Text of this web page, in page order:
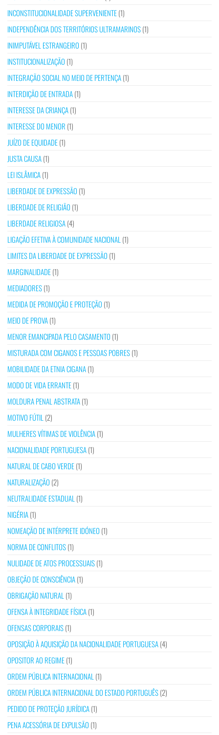
INCONSTITUCIONALIDADE SUPERVENIENTE(1)
INDEPENDÊNCIA DOS TERRITÓRIOS ULTRAMARINOS(1)
INIMPUTÁVEL ESTRANGEIRO (1)
INSTITUCIONALIZAÇÃO (1)
INTEGRAÇÃO SOCIAL NO MEIO DE PERTENÇA(1)
INTERDIÇÃO DE ENTRADA(1)
INTERESSE DA CRIANÇA(1)
INTERESSE DO MENOR (1)
JUÍZO DE EQUIDADE(1)
JUSTA CAUSA(1)
LEI ISLÂMICA(1)
LIBERDADE DE EXPRESSÃO (1)
LIBERDADE DE RELIGIÃO (1)
LIBERDADE RELIGIOSA(4)
LIGAÇÃO EFETIVA À COMUNIDADE NACIONAL (1)
LIMITES DA LIBERDADE DE EXPRESSÃO (1)
MARGINALIDADE(1)
MEDIADORES(1)
MEDIDA DE PROMOÇÃO E PROTEÇÃO (1)
MEIO DE PROVA(1)
MENOR EMANCIPADA PELO CASAMENTO (1)
MISTURADA COM CIGANOS E PESSOAS POBRES(1)
MOBILIDADE DA ETNIA CIGANA(1)
MODO DE VIDA ERRANTE(1)
MOLDURA PENAL ABSTRATA(1)
MOTIVO FÚTIL (2)
MULHERES VÍTIMAS DE VIOLÊNCIA(1)
NACIONALIDADE PORTUGUESA(1)
NATURAL DE CABO VERDE(1)
NATURALIZAÇÃO (2)
NEUTRALIDADE ESTADUAL (1)
NIGÉRIA(1)
NOMEAÇÃO DE INTÉRPRETE IDÓNEO (1)
NORMA DE CONFLITOS(1)
NULIDADE DE ATOS PROCESSUAIS(1)
OBJEÇÃO DE CONSCIÊNCIA(1)
OBRIGAÇÃO NATURAL (1)
OFENSA À INTEGRIDADE FÍSICA(1)
OFENSAS CORPORAIS(1)
OPOSIÇÃO À AQUISIÇÃO DA NACIONALIDADE PORTUGUESA(4)
OPOSITOR AO REGIME(1)
ORDEM PÚBLICA INTERNACIONAL (1)
ORDEM PÚBLICA INTERNACIONAL DO ESTADO PORTUGUÊS(2)
PEDIDO DE PROTEÇÃO JURÍDICA(1)
PENA ACESSÓRIA DE EXPULSÃO (1)